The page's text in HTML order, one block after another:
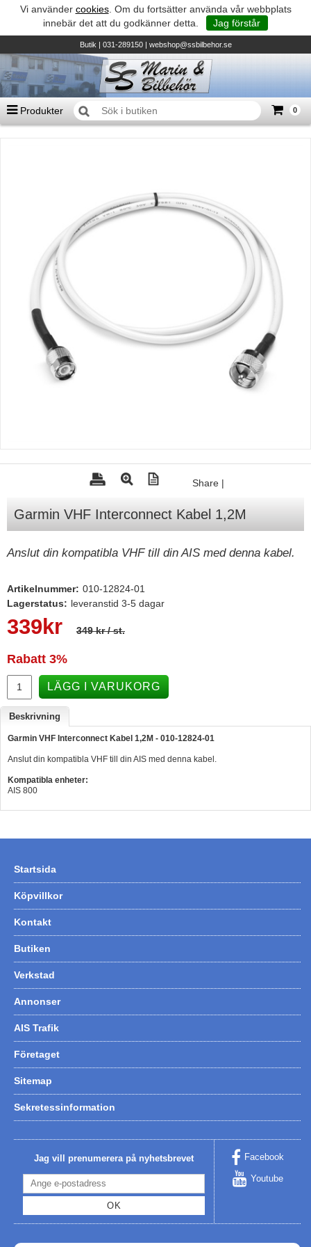
Vi använder cookies. Om du fortsätter använda vår webbplats
innebär det att du godkänner detta.
Jag förstår
Butik| 031-289150 | webshop@ssbilbehor.se
Produkter 0
Suzuki - Utombordare
Suzumar - Gummibåtar
Honda - Utombordare
HonWave - Gummibåtar
Honda - Elverk & Pumpar
Tohatsu - Utombordare
Minn Kota - elmotorer
TK Trailer
Mercury Servicedelar
Lowrance
Humminbird
B&G
Båttillbehör
Varta - Batterier
Victron - Batteriladdare
CTEK - Batteriladdare
Webasto - Dieselvärmare
Kamasa Tools - Verktyg
Calix - Packline - Takboxar
Share |
Garmin VHF Interconnect Kabel 1,2M
Anslut din kompatibla VHF till din AIS med denna kabel.
Artikelnummer: 010-12824-01
Lagerstatus: leveranstid 3-5 dagar
339 kr 349 kr/ st.
Rabatt 3%
LÄGG I VARUKORG
Beskrivning
Garmin VHF Interconnect Kabel 1,2M - 010-12824-01
Anslut din kompatibla VHF till din AIS med denna kabel.
Kompatibla enheter:
AIS 800
Startsida
Köpvillkor
Kontakt
Butiken
Verkstad
Annonser
AIS Trafik
Företaget
Sitemap
Sekretessinformation
Jag vill prenumerera på nyhetsbrevet
OK
Facebook
Youtube